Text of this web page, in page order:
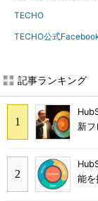
TECHO
TECHO公式
記事ランキング
新
能を